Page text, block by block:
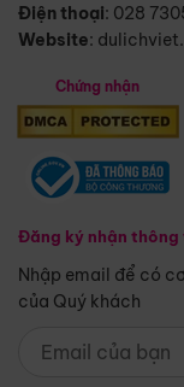
Điện thoại: 028
Website:
Chứng nhận
Đăng ký nhận thông
Nhập email để có
của Quý khách